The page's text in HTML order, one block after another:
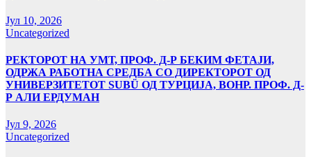
Јул 10, 2026
Uncategorized
РЕКТОРОТ НА УМТ, ПРОФ. Д-Р БЕКИМ ФЕТАЈИ,
ОДРЖА РАБОТНА СРЕДБА СО ДИРЕКТОРОТ ОД
УНИВЕРЗИТЕТОТ SUBÜ ОД ТУРЦИЈА, ВОНР. ПРОФ. Д-
Р АЛИ ЕРДУМАН
Јул 9, 2026
Uncategorized